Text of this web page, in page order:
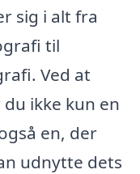
sig i alt fra
til
Ved at
ikke kun en
en, der
udnytte dets